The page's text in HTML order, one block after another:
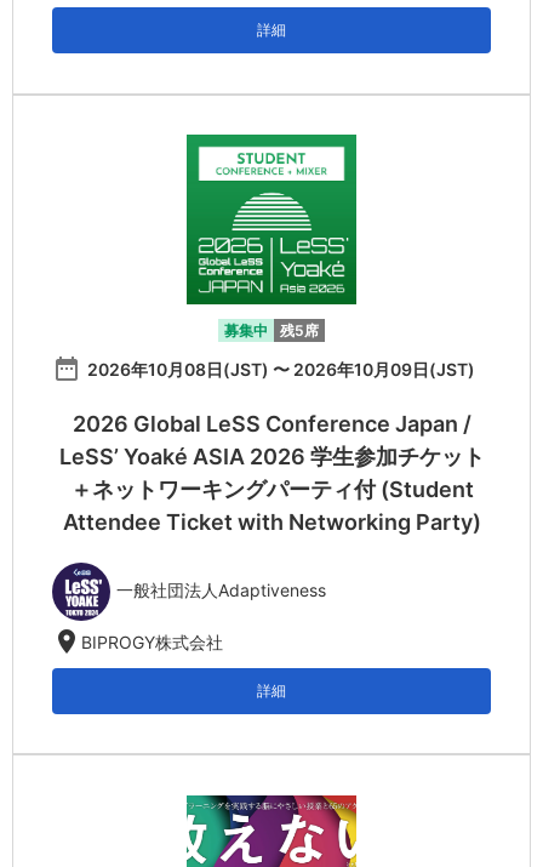
詳細
募集中 残5席
date_range 2026年10月08日(JST) 〜 2026年10月09日(JST)
2026 Global LeSS Conference Japan /
LeSS’ Yoaké ASIA 2026 学生参加チケット
＋ネットワーキングパーティ付 (Student
Attendee Ticket with Networking Party)
一般社団法人Adaptiveness
location_on BIPROGY株式会社
詳細